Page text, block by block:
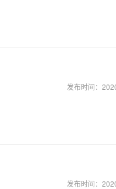
发布时间：
发布时间：